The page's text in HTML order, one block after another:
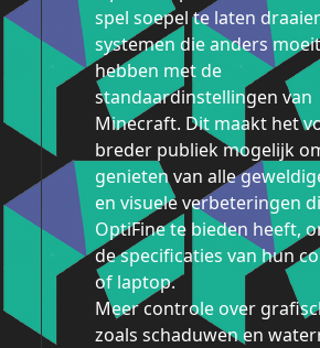
spel soepel te laten
systemen die anders
hebben met de
standaardinstellingen van
Minecraft. Dit maakt het
breder publiek mogelijk
genieten van alle
en visuele verbeteringen
OptiFine te bieden heeft,
de specificaties van hun
of laptop.
Meer controle over
zoals schaduwen en